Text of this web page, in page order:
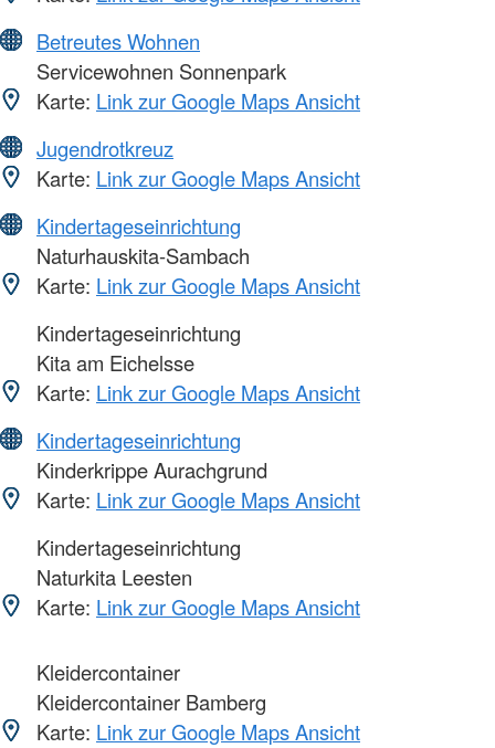
Betreutes Wohnen
Servicewohnen Sonnenpark
Karte: Link zur Google Maps Ansicht
Jugendrotkreuz
Karte: Link zur Google Maps Ansicht
Kindertageseinrichtung
Naturhauskita-Sambach
Karte: Link zur Google Maps Ansicht
Kindertageseinrichtung
Kita am Eichelsse
Karte: Link zur Google Maps Ansicht
Kindertageseinrichtung
Kinderkrippe Aurachgrund
Karte: Link zur Google Maps Ansicht
Kindertageseinrichtung
Naturkita Leesten
Karte: Link zur Google Maps Ansicht
Kleidercontainer
Kleidercontainer Bamberg
Karte: Link zur Google Maps Ansicht